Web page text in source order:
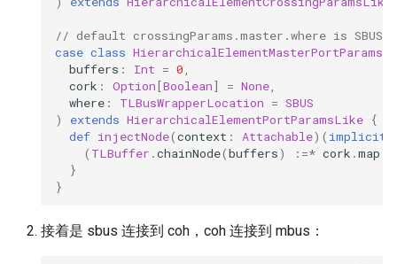
// default crossingParams.master.where is
case class HierarchicalElementMasterPortParams
buffers : Int = 0,
cork : Option[Boolean] = None,
where : TLBusWrapperLocation = SBUS
)
extends HierarchicalElementPortParamsLike {
def injectNode(context : Attachable)( implicit
( TLBuffer .chainNode(buffers) :=* cork .map
}
}
接着是 sbus 连接到 coh，coh 连接到 mbus：